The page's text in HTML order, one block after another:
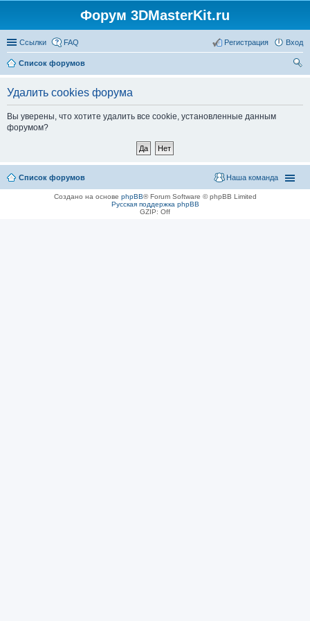
Форум 3DMasterKit.ru
Ссылки FAQ Вход
Регистрация
Список форумов
Удалить cookies форума
Вы уверены, что хотите удалить все cookie, установленные данным
форумом?
Список форумов Наша команда
Создано на основе phpBB® Forum Software © phpBB Limited
Русская поддержка phpBB
GZIP: Off